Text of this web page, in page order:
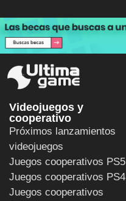
Videojuegos y
cooperativo
Próximos lanzamientos
videojuegos
Juegos cooperativos PS5
Juegos cooperativos PS4
Juegos cooperativos